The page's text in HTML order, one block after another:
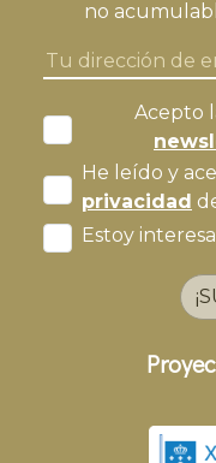
no
Acepto
He leído y
privacidad
Estoy